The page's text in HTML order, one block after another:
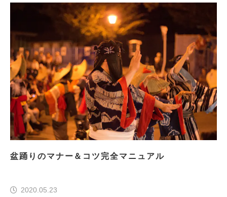
盆踊りのマナー＆コツ完全マニュアル
2020.05.23